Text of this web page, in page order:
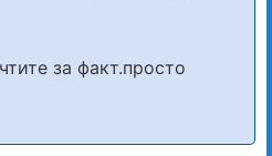
за факт.просто